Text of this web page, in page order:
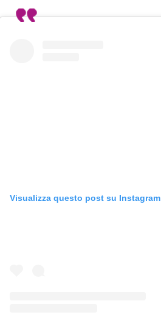
Visualizza questo post su Instagram